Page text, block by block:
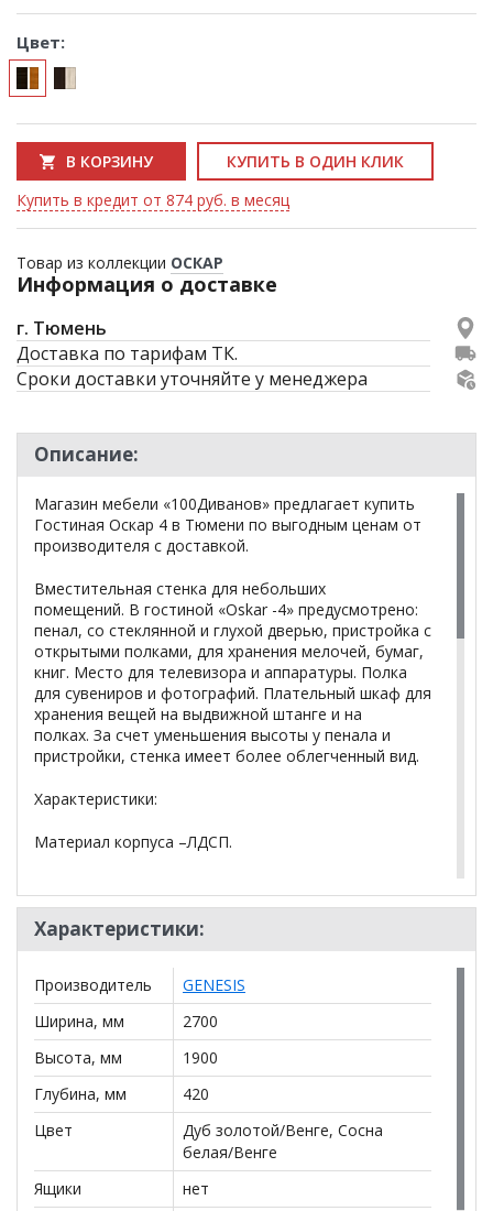
Цвет:
В КОРЗИНУ
КУПИТЬ В ОДИН КЛИК
Купить в кредит от 874 руб. в месяц
Товар из коллекции ОСКАР
Информация о доставке
г. Тюмень
Доставка по тарифам ТК.
Сроки доставки уточняйте у менеджера
Описание:
Магазин мебели «100Диванов» предлагает купить
Гостиная Оскар 4 в Тюмени по выгодным ценам от
производителя с доставкой.
Вместительная стенка для небольших
помещений. В гостиной «Oskar -4» предусмотрено:
пенал, со стеклянной и глухой дверью, пристройка с
открытыми полками, для хранения мелочей, бумаг,
книг. Место для телевизора и аппаратуры. Полка
для сувениров и фотографий. Плательный шкаф для
хранения вещей на выдвижной штанге и на
полках. За счет уменьшения высоты у пенала и
пристройки, стенка имеет более облегченный вид.
Характеристики:
Материал корпуса –ЛДСП.
Возможно исполнение в двух цветах решениях: Дуб
золотой/Венге; Сосна белая /Венге
Состав гостиной:
Ниша под ТВ : 1200 *910 (Ш*В)
Шкаф под одежду: 700*1900*420 (Штанга
выдвижная) (ш*в*г)
Пенал со стеклом: 400*1600*420 (ш*в*г)
Пристройка с открытыми полками: 400*1420*347
(ш*в*г)
Характеристики:
Производитель
GENESIS
Ширина, мм
2700
Высота, мм
1900
Глубина, мм
420
Цвет
Дуб золотой/Венге, Сосна
белая/Венге
Ящики
нет